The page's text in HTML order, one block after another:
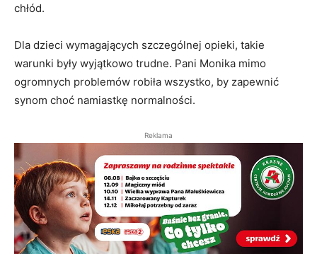
chłód.
Dla dzieci wymagających szczególnej opieki, takie
warunki były wyjątkowo trudne. Pani Monika mimo
ogromnych problemów robiła wszystko, by zapewnić
synom choć namiastkę normalności.
Reklama